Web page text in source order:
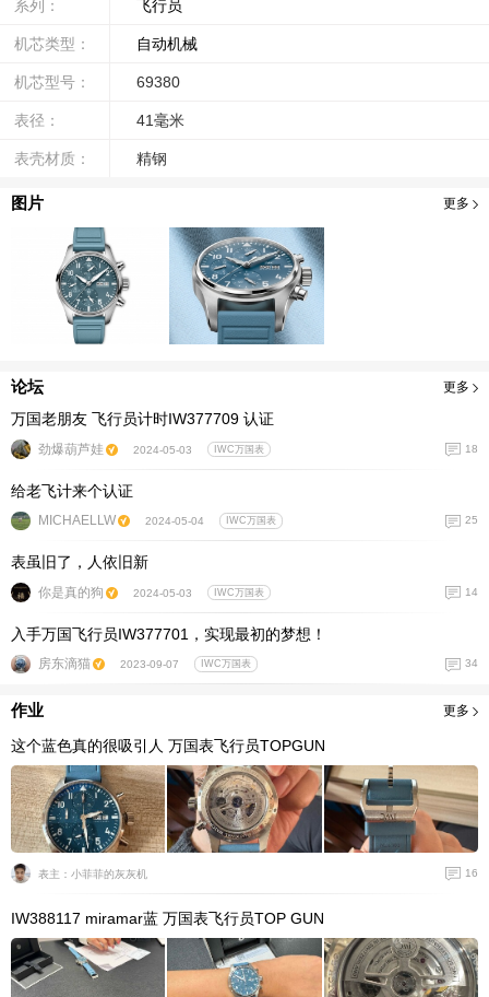
系列： 飞行员
机芯类型： 自动机械
机芯型号： 69380
表径： 41毫米
表壳材质： 精钢
图片 更多
论坛 更多
万国老朋友 飞行员计时IW377709 认证
劲爆葫芦娃 2024-05-03 IWC万国表 18
给老飞计来个认证
MICHAELLW 2024-05-04 IWC万国表 25
表虽旧了，人依旧新
你是真的狗 2024-05-03 IWC万国表 14
入手万国飞行员IW377701，实现最初的梦想！
房东滴猫 2023-09-07 IWC万国表 34
作业 更多
这个蓝色真的很吸引人 万国表飞行员TOPGUN
表主：小菲菲的灰灰机 16
IW388117 miramar蓝 万国表飞行员TOP GUN